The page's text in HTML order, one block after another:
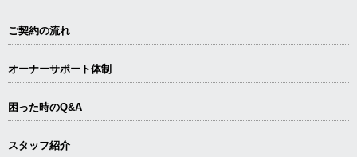
ご契約の流れ
オーナーサポート体制
困った時のQ&A
スタッフ紹介